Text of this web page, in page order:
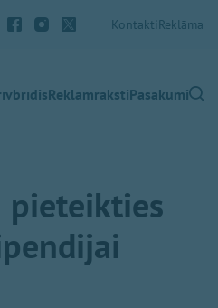
KontaktiReklāma
ReklāmrakstiPasākumi
pieteikties